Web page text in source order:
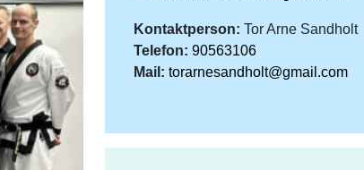
Kontaktperson: Tor Arne Sandholt
Telefon: 90563106
Mail: torarnesandholt@gmail.com